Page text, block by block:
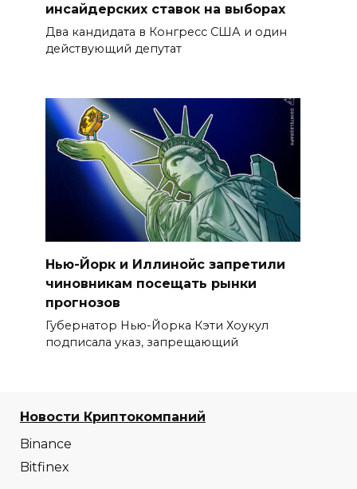
инсайдерских ставок на выборах
Два кандидата в Конгресс США и один
действующий депутат
Нью-Йорк и Иллинойс запретили
чиновникам посещать рынки
прогнозов
Губернатор Нью-Йорка Кэти Хоукул
подписала указ, запрещающий
Новости Криптокомпаний
Binance
Bitfinex